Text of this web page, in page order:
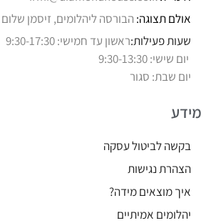
אולם תצוגה: הבורסה ליהלומים, זיסמן שלום 1, רמת גן
שעות פעילות:ראשון עד חמישי: 9:30-17:30
יום שישי: 9:30-13:30
יום שבת: סגור
מידע
בקשה לביטול עסקה
הצהרת נגישות
איך מוצאים מידה?
יהלומים אמיתיים